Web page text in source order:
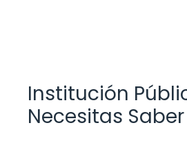
Institución
Necesitas Saber